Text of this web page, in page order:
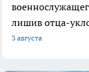
лишив отца-
3 августа